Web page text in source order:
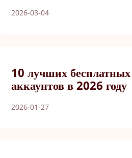
2026-03-04
10 лучших
аккаунтов в 2026 году
2026-01-27